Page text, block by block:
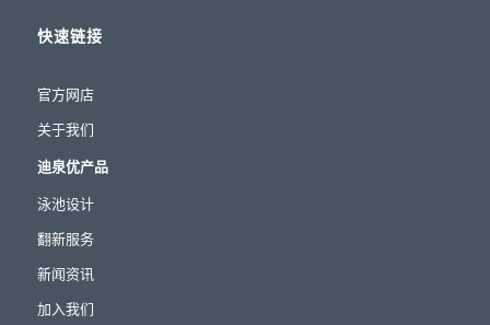
快速链接
官方网店
关于我们
迪泉优产品
泳池设计
翻新服务
新闻资讯
加入我们